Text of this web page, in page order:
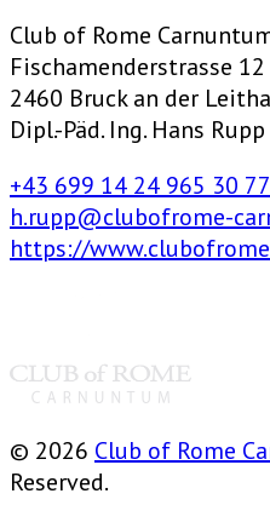
Club of Rome
Fischamenderstrasse 12
2460 Bruck an der Leitha
Dipl.-Päd. Ing. Hans Rupp
+43 699 14 24 965 30 77
h.rupp@clubofrome-
https://
© 2026 Club of Rome
Reserved.